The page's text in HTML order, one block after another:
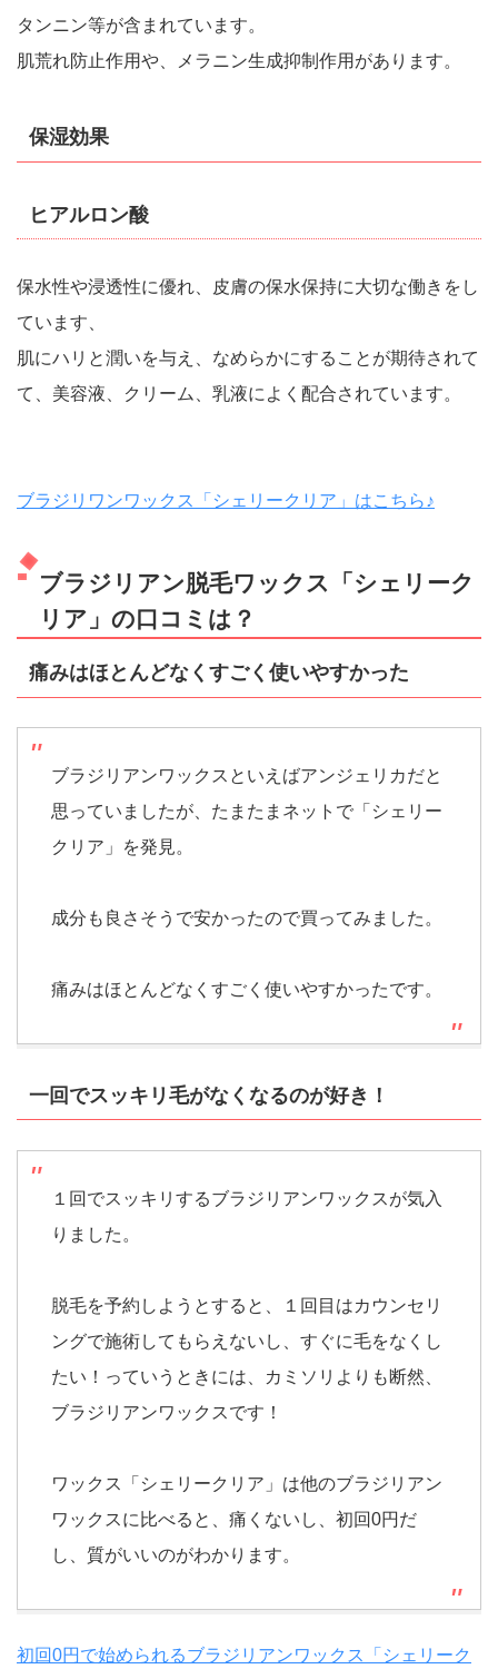
タンニン等が含まれています。
肌荒れ防止作用や、メラニン生成抑制作用があります。
保湿効果
ヒアルロン酸
保水性や浸透性に優れ、皮膚の保水保持に大切な働きをし
ています、
肌にハリと潤いを与え、なめらかにすることが期待されて
て、美容液、クリーム、乳液によく配合されています。
ブラジリワンワックス「シェリークリア」はこちら♪
ブラジリアン脱毛ワックス「シェリーク
リア」の口コミは？
痛みはほとんどなくすごく使いやすかった
ブラジリアンワックスといえばアンジェリカだと
思っていましたが、たまたまネットで「シェリー
クリア」を発見。
成分も良さそうで安かったので買ってみました。
痛みはほとんどなくすごく使いやすかったです。
一回でスッキリ毛がなくなるのが好き！
１回でスッキリするブラジリアンワックスが気入
りました。
脱毛を予約しようとすると、１回目はカウンセリ
ングで施術してもらえないし、すぐに毛をなくし
たい！っていうときには、カミソリよりも断然、
ブラジリアンワックスです！
ワックス「シェリークリア」は他のブラジリアン
ワックスに比べると、痛くないし、初回0円だ
し、質がいいのがわかります。
初回0円で始められるブラジリアンワックス「シェリーク